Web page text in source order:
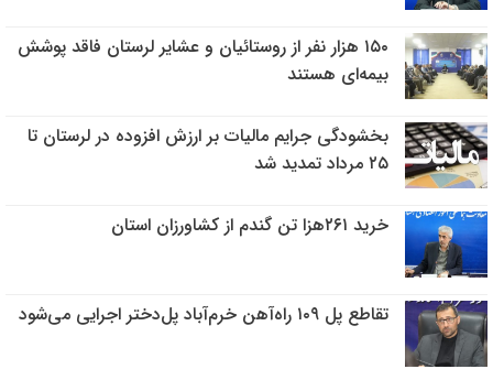
۱۵۰ هزار نفر از روستائیان و عشایر لرستان فاقد پوشش
بیمه‌ای هستند
بخشودگی جرایم مالیات بر ارزش افزوده در لرستان تا
۲۵ مرداد تمدید شد
خرید ۲۶۱هزا تن گندم از کشاورزان استان
تقاطع پل ۱۰۹ راه‌آهن خرم‌‌آباد پل‌دختر اجرایی می‌شود